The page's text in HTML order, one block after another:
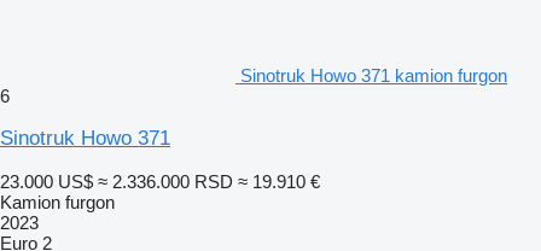
Sinotruk Howo 371 kamion furgon
6
Sinotruk Howo 371
23.000 US$ ≈ 2.336.000 RSD ≈ 19.910 €
Kamion furgon
2023
Euro 2